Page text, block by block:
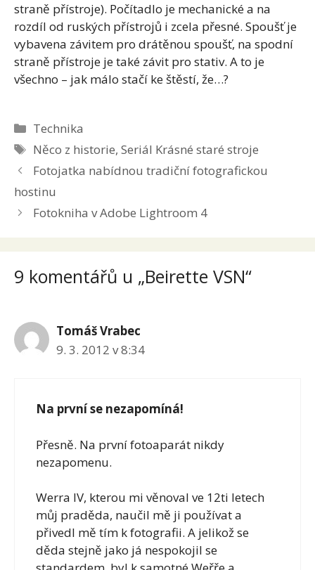
straně přístroje). Počítadlo je mechanické a na
rozdíl od ruských přístrojů i zcela přesné. Spoušť je
vybavena závitem pro drátěnou spoušť, na spodní
straně přístroje je také závit pro stativ. A to je
všechno – jak málo stačí ke štěstí, že…?
Rubriky
Technika
Štítky
Něco z historie,Seriál Krásné staré stroje
Fotojatka nabídnou tradiční fotografickou
hostinu
Fotokniha v Adobe Lightroom 4
9 komentářů u „Beirette VSN“
Tomáš Vrabec
9. 3. 2012 v 8:34
Na první se nezapomíná!
Přesně. Na první fotoaparát nikdy
nezapomenu.
Werra IV, kterou mi věnoval ve 12ti letech
můj praděda, naučil mě ji používat a
přivedl mě tím k fotografii. A jelikož se
děda stejně jako já nespokojil se